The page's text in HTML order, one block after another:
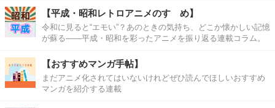
【平成・昭和レトロアニメのすゝめ】
令和に見ると“エモい”？あのときの気持ち、どこか懐かしい記憶
が蘇る――平成・昭和を彩ったアニメを振り返る連載コラム。
【おすすめマンガ手帖】
まだアニメ化されてはいないけれどぜひ読んでほしいおすすめ
マンガを紹介する連載